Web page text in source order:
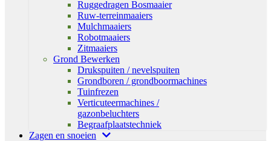
Ruggedragen Bosmaaier
Ruw-terreinmaaiers
Mulchmaaiers
Robotmaaiers
Zitmaaiers
Grond Bewerken
Drukspuiten / nevelspuiten
Grondboren / grondboormachines
Tuinfrezen
Verticuteermachines /
gazonbeluchters
Begraafplaatstechniek
Zagen en snoeien